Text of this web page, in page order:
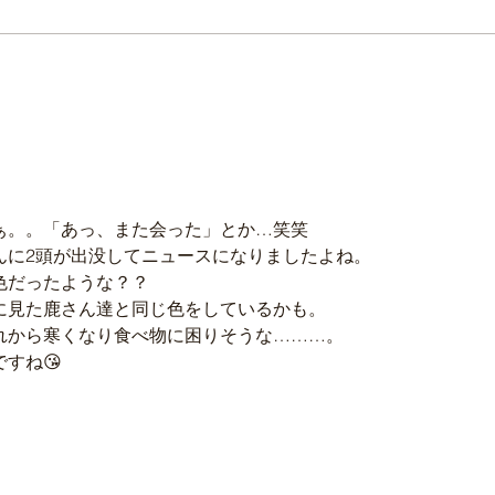
本日の直売所8月6日(木) 本日
。。「あっ、また会った」とか…笑笑
2頭が出没してニュースになりましたよね。
ったような？？
た鹿さん達と同じ色をしているかも。
から寒くなり食べ物に困りそうな………。
すね😘